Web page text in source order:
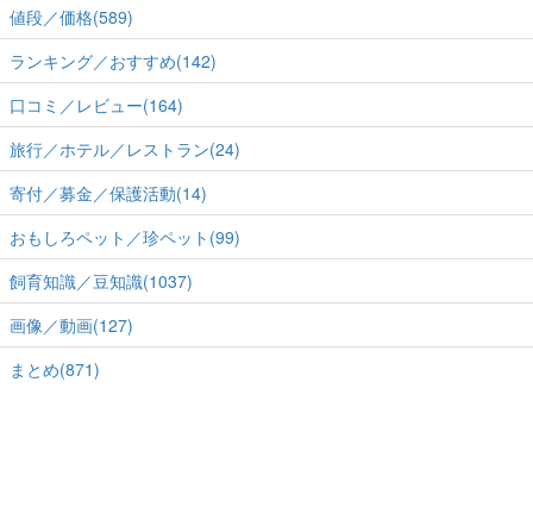
値段／価格(589)
ランキング／おすすめ(142)
口コミ／レビュー(164)
旅行／ホテル／レストラン(24)
寄付／募金／保護活動(14)
おもしろペット／珍ペット(99)
飼育知識／豆知識(1037)
画像／動画(127)
まとめ(871)